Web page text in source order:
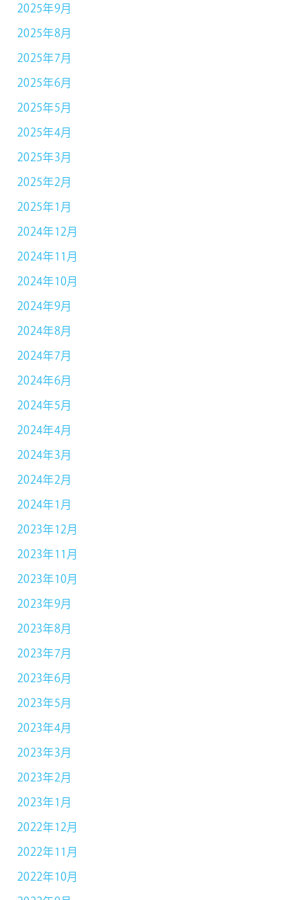
2025年9月
2025年8月
2025年7月
2025年6月
2025年5月
2025年4月
2025年3月
2025年2月
2025年1月
2024年12月
2024年11月
2024年10月
2024年9月
2024年8月
2024年7月
2024年6月
2024年5月
2024年4月
2024年3月
2024年2月
2024年1月
2023年12月
2023年11月
2023年10月
2023年9月
2023年8月
2023年7月
2023年6月
2023年5月
2023年4月
2023年3月
2023年2月
2023年1月
2022年12月
2022年11月
2022年10月